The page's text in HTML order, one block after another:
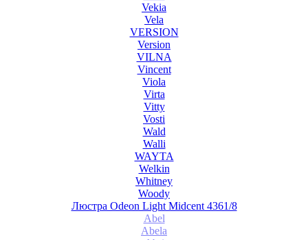
Vekia
Vela
VERSION
Version
VILNA
Vincent
Viola
Virta
Vitty
Vosti
Wald
Walli
WAYTA
Welkin
Whitney
Woody
Люстра Odeon Light Midcent 4361/8
Abel
Abela